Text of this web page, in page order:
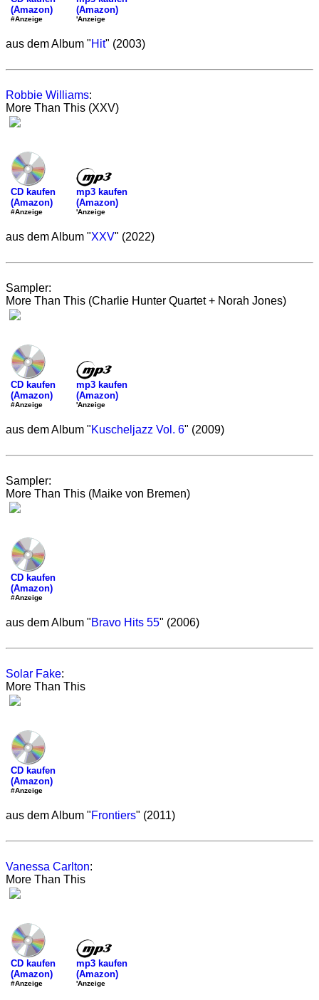
(Amazon)
#Anzeige
(Amazon)
'Anzeige
aus dem Album "Hit" (2003)
Robbie Williams:
More Than This (XXV)
CD kaufen
(Amazon)
#Anzeige
mp3 kaufen
(Amazon)
'Anzeige
aus dem Album "XXV" (2022)
Sampler:
More Than This (Charlie Hunter Quartet + Norah Jones)
CD kaufen
(Amazon)
#Anzeige
mp3 kaufen
(Amazon)
'Anzeige
aus dem Album "Kuscheljazz Vol. 6" (2009)
Sampler:
More Than This (Maike von Bremen)
CD kaufen
(Amazon)
#Anzeige
aus dem Album "Bravo Hits 55" (2006)
Solar Fake:
More Than This
CD kaufen
(Amazon)
#Anzeige
aus dem Album "Frontiers" (2011)
Vanessa Carlton:
More Than This
CD kaufen
(Amazon)
#Anzeige
mp3 kaufen
(Amazon)
'Anzeige